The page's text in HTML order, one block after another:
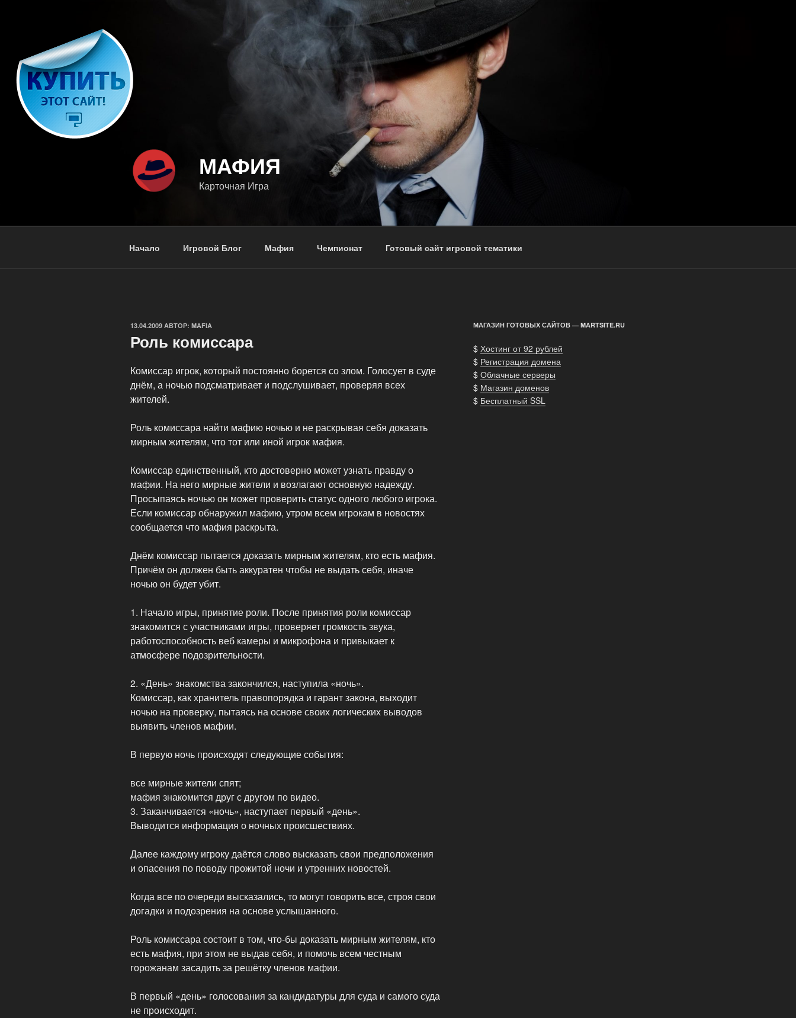
МАФИЯ
Карточная Игра
Начало Игровой Блог Мафия Чемпионат Готовый сайт игровой тематики
ОПУБЛИКОВАНО
13.04.2009 АВТОР: MAFIA
Роль комиссара
Комиссар игрок, который постоянно борется со злом. Голосует в суде
днём, а ночью подсматривает и подслушивает, проверяя всех
жителей.
Роль комиссара найти мафию ночью и не раскрывая себя доказать
мирным жителям, что тот или иной игрок мафия.
Комиссар единственный, кто достоверно может узнать правду о
мафии. На него мирные жители и возлагают основную надежду.
Просыпаясь ночью он может проверить статус одного любого игрока.
Если комиссар обнаружил мафию, утром всем игрокам в новостях
сообщается что мафия раскрыта.
Днём комиссар пытается доказать мирным жителям, кто есть мафия.
Причём он должен быть аккуратен чтобы не выдать себя, иначе
ночью он будет убит.
1. Начало игры, принятие роли. После принятия роли комиссар
знакомится с участниками игры, проверяет громкость звука,
работоспособность веб камеры и микрофона и привыкает к
атмосфере подозрительности.
2. «День» знакомства закончился, наступила «ночь».
Комиссар, как хранитель правопорядка и гарант закона, выходит
ночью на проверку, пытаясь на основе своих логических выводов
выявить членов мафии.
В первую ночь происходят следующие события:
все мирные жители спят;
мафия знакомится друг с другом по видео.
3. Заканчивается «ночь», наступает первый «день».
Выводится информация о ночных происшествиях.
Далее каждому игроку даётся слово высказать свои предположения
и опасения по поводу прожитой ночи и утренних новостей.
Когда все по очереди высказались, то могут говорить все, строя свои
догадки и подозрения на основе услышанного.
Роль комиссара состоит в том, что-бы доказать мирным жителям, кто
есть мафия, при этом не выдав себя, и помочь всем честным
горожанам засадить за решётку членов мафии.
В первый «день» голосования за кандидатуры для суда и самого суда
не происходит.
МАГАЗИН ГОТОВЫХ САЙТОВ — MARTSITE.RU
$ Хостинг от 92 рублей
$ Регистрация домена
$ Облачные серверы
$ Магазин доменов
$ Бесплатный SSL